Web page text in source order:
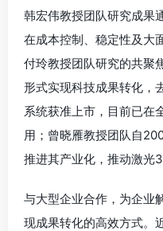
韩宏伟教授团队研究成果
在成本控制、稳定性及大
付玲教授团队研究的共聚
形式实现科技成果转化，
系统获准上市，目前已在
用；曾晓雁教授团队自
推进其产业化，推动激光
与大型企业合作，为企业
现成果转化的高效方式。